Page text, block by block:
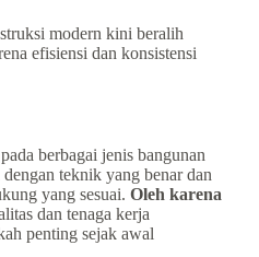
modern kini beralih
efisiensi dan konsistensi
berbagai jenis bangunan
teknik yang benar dan
yang sesuai. Oleh karena
dan tenaga kerja
penting sejak awal